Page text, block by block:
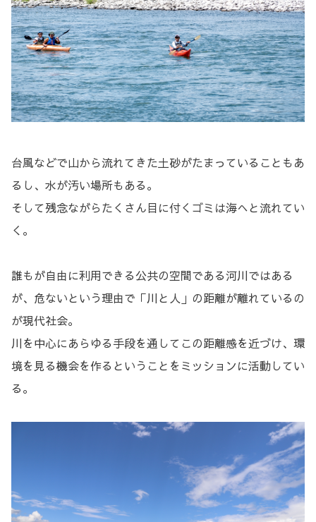
台風などで山から流れてきた土砂がたまっていることもあ
るし、水が汚い場所もある。
そして残念ながらたくさん目に付くゴミは海へと流れてい
く。
誰もが自由に利用できる公共の空間である河川ではある
が、危ないという理由で「川と人」の距離が離れているの
が現代社会。
川を中心にあらゆる手段を通してこの距離感を近づけ、環
境を見る機会を作るということをミッションに活動してい
る。